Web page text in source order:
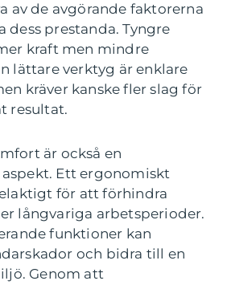
av de avgörande faktorerna
dess prestanda. Tyngre
kraft men mindre
lättare verktyg är enklare
kräver kanske fler slag för
resultat.
är också en
Ett ergonomiskt
för att förhindra
långvariga arbetsperioder.
funktioner kan
och bidra till en
Genom att